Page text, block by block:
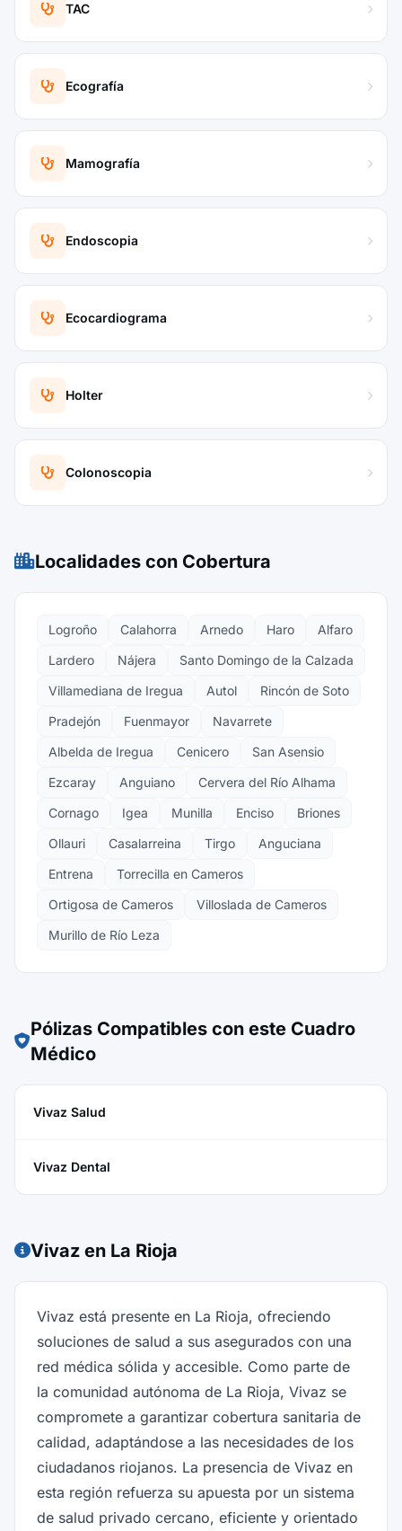
TAC
Ecografía
Mamografía
Endoscopia
Ecocardiograma
Holter
Colonoscopia
Localidades con Cobertura
Logroño Calahorra Arnedo Haro
Alfaro
Lardero
Nájera
Santo Domingo de la Calzada
Villamediana de Iregua
Autol
Rincón de Soto
Pradejón
Fuenmayor
Navarrete
Albelda de Iregua
Cenicero
San Asensio
Ezcaray
Anguiano
Cervera del Río Alhama
Cornago
Igea Munilla Enciso
Briones
Ollauri
Casalarreina Tirgo
Anguciana
Entrena
Torrecilla en Cameros
Ortigosa de Cameros
Villoslada de Cameros
Murillo de Río Leza
Pólizas Compatibles con este Cuadro
Médico
Vivaz Salud
Vivaz Dental
Vivaz en La Rioja
Vivaz está presente en La Rioja, ofreciendo
soluciones de salud a sus asegurados con una
red médica sólida y accesible. Como parte de
la comunidad autónoma de La Rioja, Vivaz se
compromete a garantizar cobertura sanitaria de
calidad, adaptándose a las necesidades de los
ciudadanos riojanos. La presencia de Vivaz en
esta región refuerza su apuesta por un sistema
de salud privado cercano, eficiente y orientado